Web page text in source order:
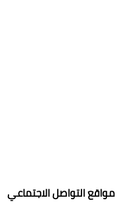
مواقع التواصل الاجتماعي